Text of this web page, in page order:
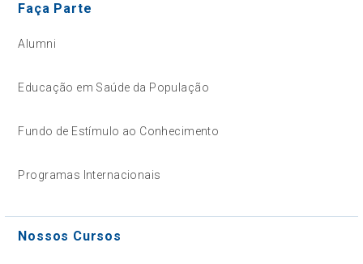
Faça Parte
Alumni
Educação em Saúde da População
Fundo de Estímulo ao Conhecimento
Programas Internacionais
Nossos Cursos